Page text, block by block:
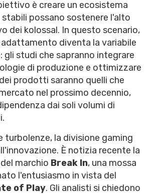
è creare un ecosistema
possano sostenere l'alto
dei kolossal. In questo scenario,
diventa la variabile
gli studi che sapranno integrare
di produzione e ottimizzare
prodotti saranno quelli che
nel prossimo decennio,
dai soli volumi di
turbolenze, la divisione gaming
È notizia recente la
marchio Break In, una mossa
l'entusiasmo in vista del
of Play. Gli analisti si chiedono